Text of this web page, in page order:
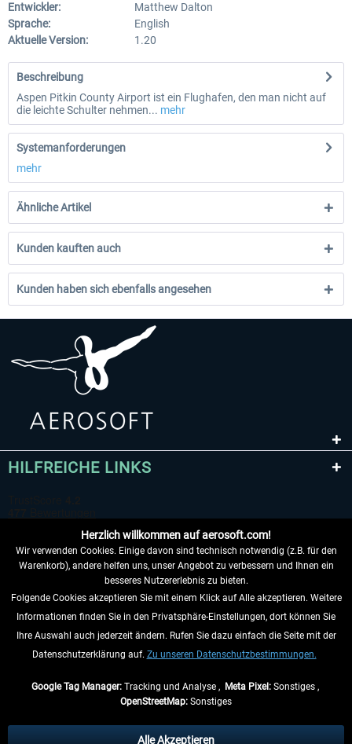
Entwickler:
Matthew Dalton
Sprache:
English
Aktuelle Version:
1.20
Beschreibung
Aspen Pitkin County Airport ist ein Flughafen, den man nicht auf
die leichte Schulter nehmen... mehr
Systemanforderungen
mehr
Ähnliche Artikel
Kunden kauften auch
Kunden haben sich ebenfalls angesehen
HILFREICHE LINKS
VERTRAG WIDERRUFEN
INFORMATIONEN
anders beschrieben.
Herzlich willkommen auf aerosoft.com!
Wir verwenden Cookies. Einige davon sind technisch notwendig (z.B. für den
Warenkorb), andere helfen uns, unser Angebot zu verbessern und Ihnen ein
besseres Nutzererlebnis zu bieten.
Folgende Cookies akzeptieren Sie mit einem Klick auf Alle akzeptieren. Weitere
Informationen finden Sie in den Privatsphäre-Einstellungen, dort können Sie
Ihre Auswahl auch jederzeit ändern. Rufen Sie dazu einfach die Seite mit der
Datenschutzerklärung auf. Zu unseren Datenschutzbestimmungen.
Google Tag Manager:Tracking und Analyse , Meta Pixel:Sonstiges ,
OpenStreetMap: Sonstiges
Alle Akzeptieren